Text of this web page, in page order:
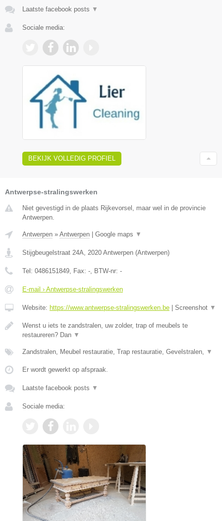
Laatste facebook posts ▼
Sociale media:
BEKIJK VOLLEDIG PROFIEL
Antwerpse-stralingswerken
Niet gevestigd in de plaats Rijkevorsel, maar wel in de provincie
Antwerpen.
Antwerpen » Antwerpen Google maps ▼
Stijgbeugelstraat 24A 2020 Antwerpen (Antwerpen)
Tel: 0486151849 , Fax: - , BTW-nr: -
E-mail › Antwerpse-stralingswerken
Website: https://www.antwerpse-stralingswerken.be Screenshot ▼
Wenst u iets te zandstralen, uw zolder, trap of meubels te
restaureren? Dan ▼
Zandstralen, Meubel restauratie, Trap restauratie, Gevelstralen, ▼
Er wordt gewerkt op afspraak.
Laatste facebook posts ▼
Sociale media: